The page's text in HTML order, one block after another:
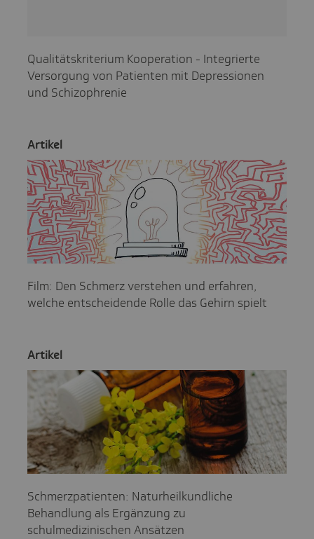
Qualitätskriterium Kooperation - Integrierte
Versorgung von Patienten mit Depressionen
und Schizophrenie
Artikel
Film: Den Schmerz verstehen und erfahren,
welche entscheidende Rolle das Gehirn spielt
Artikel
Schmerzpatienten: Naturheilkundliche
Behandlung als Ergänzung zu
schulmedizinischen Ansätzen